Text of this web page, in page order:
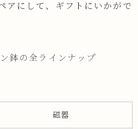
アにして、ギフトにいかがで
鉢の全ラインナップ
磁器